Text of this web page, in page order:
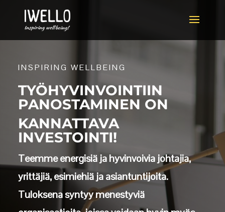
INSPIRING WELLBEING
TYÖHYVINVOINTIIN
PANOSTAMINEN ON
KANNATTAVA
INVESTOINTI!
Teemme energisiä ja hyvinvoivia johtajia,
yrittäjiä, esimiehiä ja asiantuntijoita.
Tuloksena syntyy menestyviä